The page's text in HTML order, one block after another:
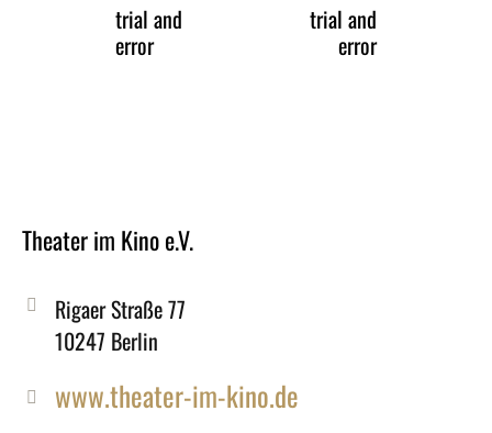
trial and
error
trial and
error
Theater im Kino e.V.
Rigaer Straße 77
10247 Berlin
www.theater-im-kino.de